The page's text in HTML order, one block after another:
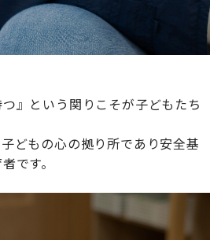
』という関りこそが子どもたち
どもの心の拠り所であり安全基
です。